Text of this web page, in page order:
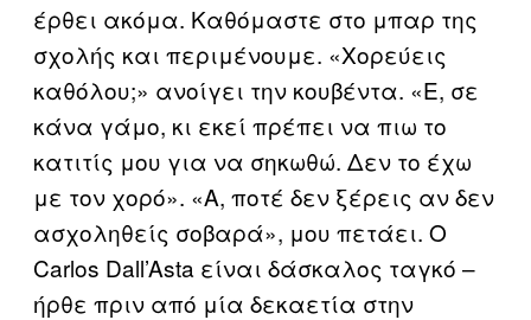
έρθει ακόμα. Καθόμαστε στο μπαρ της
σχολής και περιμένουμε. «Χορεύεις
καθόλου;» ανοίγει την κουβέντα. «Ε, σε
κάνα γάμο, κι εκεί πρέπει να πιω το
κατιτίς μου για να σηκωθώ. Δεν το έχω
με τον χορό». «Α, ποτέ δεν ξέρεις αν δεν
ασχοληθείς σοβαρά», μου πετάει. Ο
Carlos Dall’Asta είναι δάσκαλος ταγκό –
ήρθε πριν από μία δεκαετία στην